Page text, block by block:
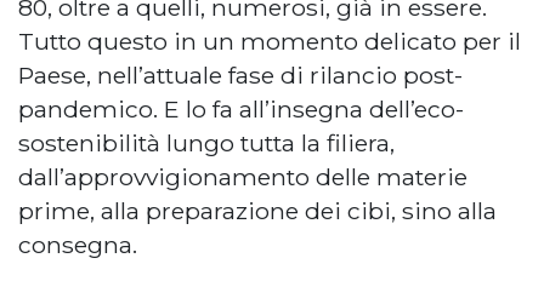
80, oltre a quelli, numerosi, già in essere.
Tutto questo in un momento delicato per il
Paese, nell’attuale fase di rilancio post-
pandemico. E lo fa all’insegna dell’eco-
sostenibilità lungo tutta la filiera,
dall’approvvigionamento delle materie
prime, alla preparazione dei cibi, sino alla
consegna.